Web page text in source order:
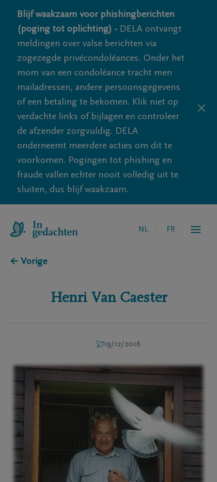
Blijf waakzaam voor phishingberichten
(poging tot oplichting) - DELA ontvangt
meldingen over valse berichten via
zogezegde privécondoléances. Onder het
mom van een condoléance tracht men
mailadressen, andere persoonsgegevens
of een betaling te bekomen. Klik niet op
verdachte links of bijlagen en controleer
de afzender zorgvuldig. DELA
onderneemt meerdere acties om dit te
voorkomen. Pogingen tot phishing en
fraude vallen echter nooit volledig uit te
sluiten, dus blijf waakzaam.
NL FR
← Vorige
Henri Van Caester
19/12/2016